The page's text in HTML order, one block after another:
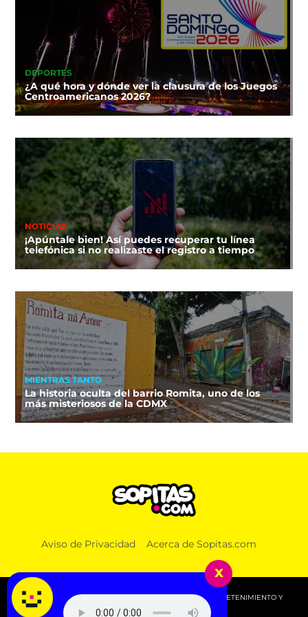
DEPORTES
¿A qué hora y dónde ver la clausura de los Juegos
Centroamericanos 2026?
NOTICIAS
¡Apúntale bien! Así puedes recuperar tu línea
telefónica si no realizaste el registro a tiempo
MIENTRAS TANTO
La historia oculta del barrio Romita, uno de los
más misteriosos de la CDMX
NOTICIAS
Aviso de Privacidad Acerca de Sopitas.com
© 2026 SOPITAS.COM - MÚSICA, NOTICIAS, DEPORTES, ENTRETENIMIENTO Y
MÁS!.
x